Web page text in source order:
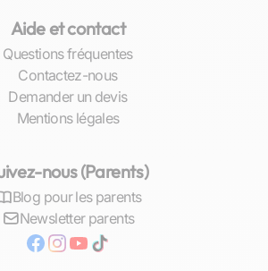
Aide et contact
Questions fréquentes
Contactez-nous
Demander un devis
Mentions légales
nous (Parents)
Blog pour les parents
Newsletter parents